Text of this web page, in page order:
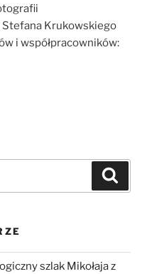
Krukowskiego
i współpracowników:
szlak Mikołaja z